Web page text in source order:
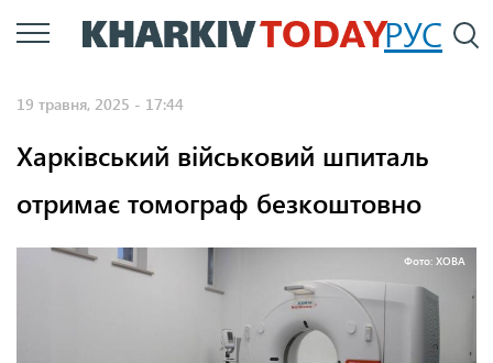
Перейти
до
РУС
19 травня, 2025 - 17:44
Харківський військовий шпиталь
отримає томограф безкоштовно
Фото: ХОВА